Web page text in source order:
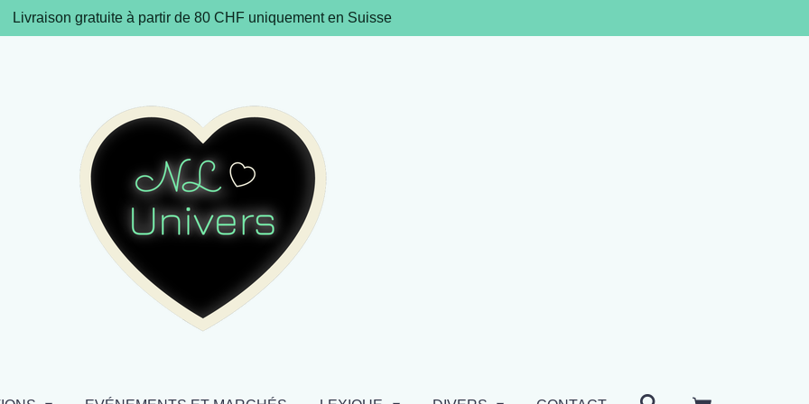
Livraison gratuite à partir de 80 CHF uniquement en Suisse